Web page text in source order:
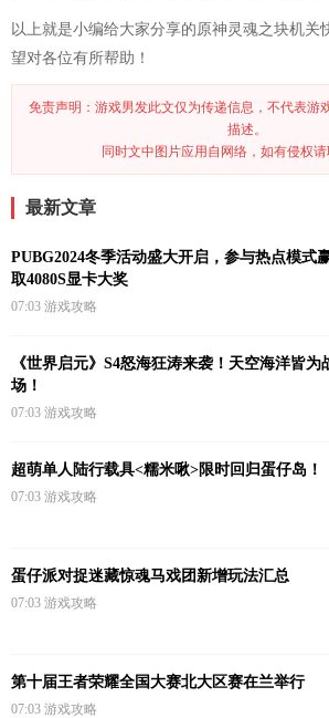
以上就是小编给大家分享的原神灵魂之块机关
望对各位有所帮助！
免责声明：游戏男发此文仅为传递信息，不代表游
描述。
同时文中图片应用自网络，如有侵权请
最新文章
PUBG2024冬季活动盛大开启，参与热点模式
取4080S显卡大奖
07:03 游戏攻略
《世界启元》S4怒海狂涛来袭！天空海洋皆为
场！
07:03 游戏攻略
超萌单人陆行载具<糯米啾>限时回归蛋仔岛！
07:03 游戏攻略
蛋仔派对捉迷藏惊魂马戏团新增玩法汇总
07:03 游戏攻略
第十届王者荣耀全国大赛北大区赛在兰举行
07:03 游戏攻略